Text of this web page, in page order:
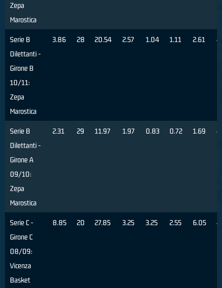
Zepa
Marostica
Serie B
Dilettanti -
Girone B
10/11:
Zepa
Marostica
3.86 28 20.54 2.57 1.04 1.11 2.61
Serie B
Dilettanti -
Girone A
09/10:
Zepa
Marostica
2.31 29 11.97 1.97 0.83 0.72 1.69
Serie C -
Girone C
08/09:
Vicenza
Basket
8.85 20 27.85 3.25 3.25 2.55 6.05